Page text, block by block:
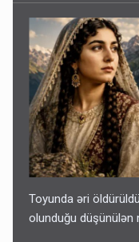
Toyunda əri
olunduğu düşünülən